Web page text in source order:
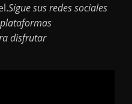
Sigue sus redes sociales
disfrutar